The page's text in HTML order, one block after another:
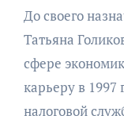
До своего
Татьяна
сфере
карьеру в 1997
налоговой